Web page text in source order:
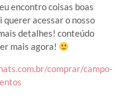
encontro coisas boas
querer acessar o nosso
detalhes! conteúdo
mais agora!
comprar/campo-